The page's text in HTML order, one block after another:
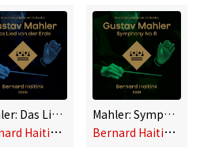
Mahler: Das Lied von der Erde
B
ernard Haitink, Royal Concertgebouw Orchestra
Mahler: Symphony No. 6 in A Minor
B
ernard Haitink, Royal Concertgebouw Orchestra